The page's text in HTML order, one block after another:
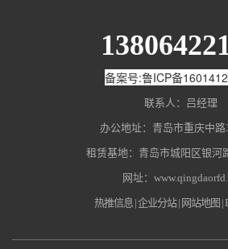
备案号:鲁ICP备
联系人：吕经理
办公地址：青岛市重庆中路
租赁基地：青岛市城阳区银河
网址：
热推信息 |企业分站| 网站地图 |